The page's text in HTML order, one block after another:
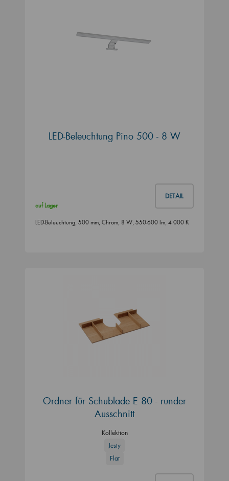
LED-Beleuchtung Pino 500 - 8 W
DETAIL
auf Lager
LED-Beleuchtung, 500 mm, Chrom, 8 W, 550-600 lm, 4 000 K
Ordner für Schublade E 80 - runder
Ausschnitt
Kollektion
Jesty
Flat